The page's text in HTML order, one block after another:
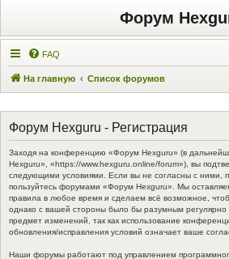
Форум
FAQ
На главную Список форумов
Форум Hexguru - Регистрация
Заходя на конференцию «Форум Hexguru» (в
Hexguru», «https://www.hexguru.online/forum»), вы
следующими условиями. Если вы не согласны с ними,
пользуйтесь форумами «Форум Hexguru». Мы
правила в любое время и сделаем всё возможное,
однако с вашей стороны было бы разумным регулярно
предмет изменений, так как использование
обновления/исправления условий означает ваше
Наши форумы работают под управлением